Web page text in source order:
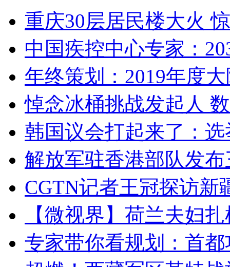
重庆30层居民楼大火
中国疾控中心专家：
年终策划：2019年度
悼念冰桶挑战发起人
韩国议会打起来了：
解放军驻香港部队发
CGTN记者王冠探访新
【微视界】荷兰夫妇
专家带你看规划：首